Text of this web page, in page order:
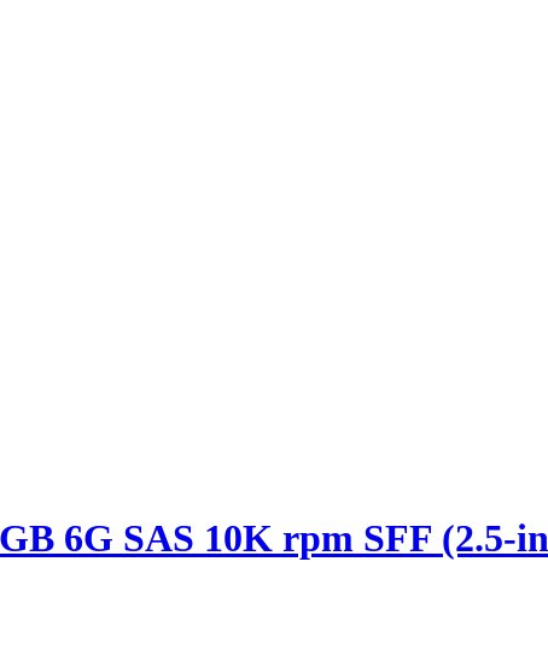
6G SAS 10K rpm SFF (2.5-